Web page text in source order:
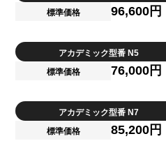
標準価格
96,600円
アカデミック型番 N5
標準価格
76,000円
アカデミック型番 N7
標準価格
85,200円